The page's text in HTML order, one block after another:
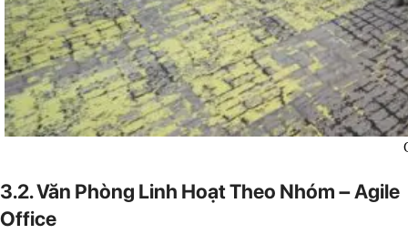
3.2. Văn Phòng Linh Hoạt Theo Nhóm – Agile
Office